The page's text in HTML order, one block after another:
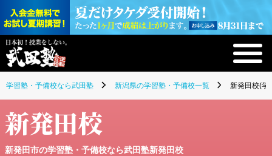
学習塾・予備校なら武田塾 新潟県の学習塾・予備校一覧 新発田校(学
新発田校
新発田市の学習塾・予備校なら武田塾新発田校